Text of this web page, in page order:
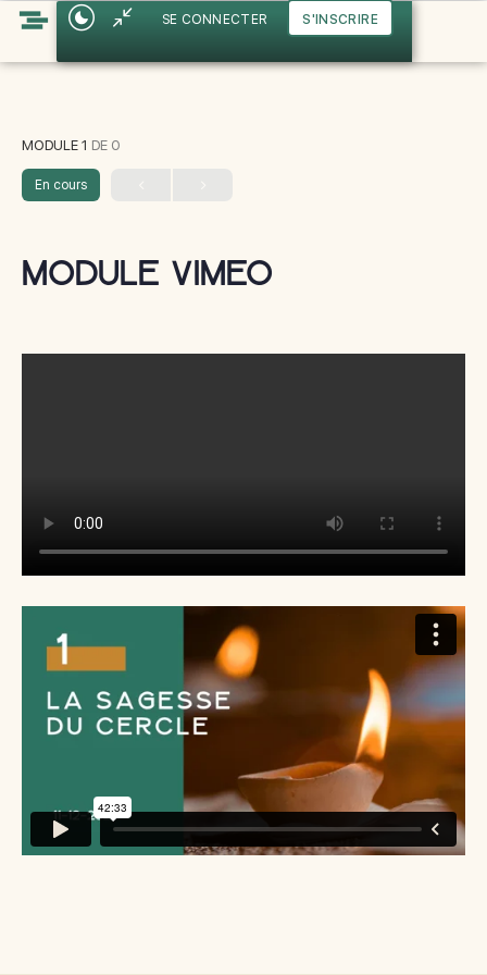
SE CONNECTER S'INSCRIRE
MODULE 1 DE 0
En cours
module vimeo